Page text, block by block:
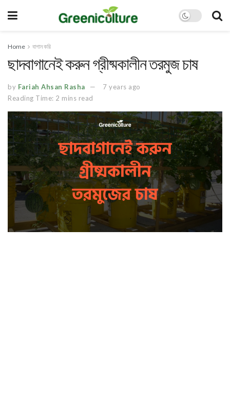
Home বাগান করি
ছাদবাগানেই করুন গ্রীষ্মকালীন তরমুজ চাষ
by Fariah Ahsan Rasha
7 years ago
Reading Time: 2 mins read